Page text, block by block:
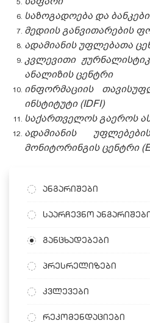
საზოგადოება და ბანკები
მედიის განვითარების
ადამიანის უფლებათა
კვლევითი
ანალიზის ცენტრი
ინფორმაციის
ინსტიტუტი (IDFI)
საქართველოს გაეროს
ადამიანის
მონიტორინგის ცენტრი
ანგარიშები
საარჩევნო
განცხადებები
პრესრელიზები
კვლევები
რეკომენდაციები